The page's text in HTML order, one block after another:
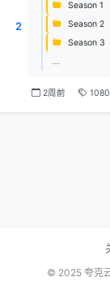
2
Season 1
Season 2
Season 3
...
2周前
© 2025 夸克